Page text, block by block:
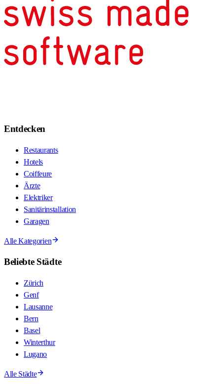
Entdecken
Restaurants
Hotels
Coiffeure
Ärzte
Elektriker
Sanitärinstallation
Garagen
Alle Kategorien
Beliebte Städte
Zürich
Genf
Lausanne
Bern
Basel
Winterthur
Lugano
Alle Städte